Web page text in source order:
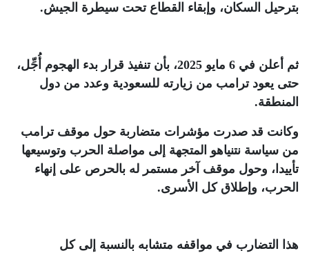
بترحيل السكان، وإبقاء القطاع تحت سيطرة الجيش.
ثم أعلن في 6 مايو 2025، بأن تنفيذ قرار بدء الهجوم أُجِّل،
حتى يعود ترامب من زيارته للسعودية وعدد من دول
المنطقة.
وكانت قد صدرت مؤشرات متضاربة حول موقف ترامب
من سياسة نتنياهو المتجهة إلى مواصلة الحرب وتوسيعها
تأييدا، وحول موقف آخر مستمر له بالحرص على إنهاء
الحرب، وإطلاق كل الأسرى.
هذا التضارب في مواقفه متشابه بالنسبة إلى كل